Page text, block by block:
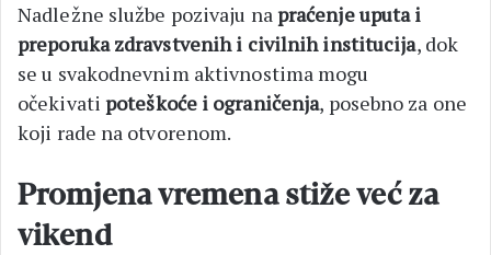
Nadležne službe pozivaju napraćenje uputa i
preporuka zdravstvenih i civilnih institucija, dok
se u svakodnevnim aktivnostima mogu
očekivati poteškoće i ograničenja, posebno za one
koji rade na otvorenom.
Promjena vremena stiže već za
vikend